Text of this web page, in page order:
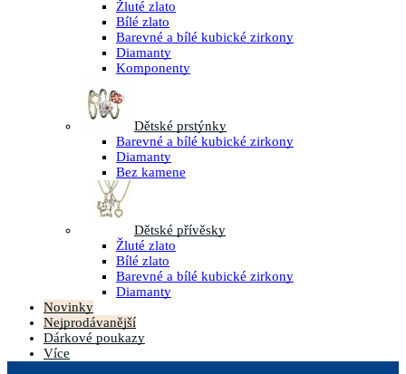
Žluté zlato
Bílé zlato
Barevné a bílé kubické zirkony
Diamanty
Komponenty
Dětské prstýnky
Barevné a bílé kubické zirkony
Diamanty
Bez kamene
Dětské přívěsky
Žluté zlato
Bílé zlato
Barevné a bílé kubické zirkony
Diamanty
Novinky
Nejprodávanější
Dárkové poukazy
Více